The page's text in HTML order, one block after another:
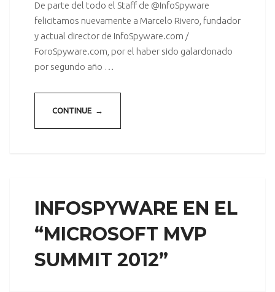
De parte del todo el Staff de @InfoSpyware
felicitamos nuevamente a Marcelo Rivero, fundador
y actual director de InfoSpyware.com /
ForoSpyware.com, por el haber sido galardonado
por segundo año …
CONTINUE →
INFOSPYWARE EN EL
“MICROSOFT MVP
SUMMIT 2012”